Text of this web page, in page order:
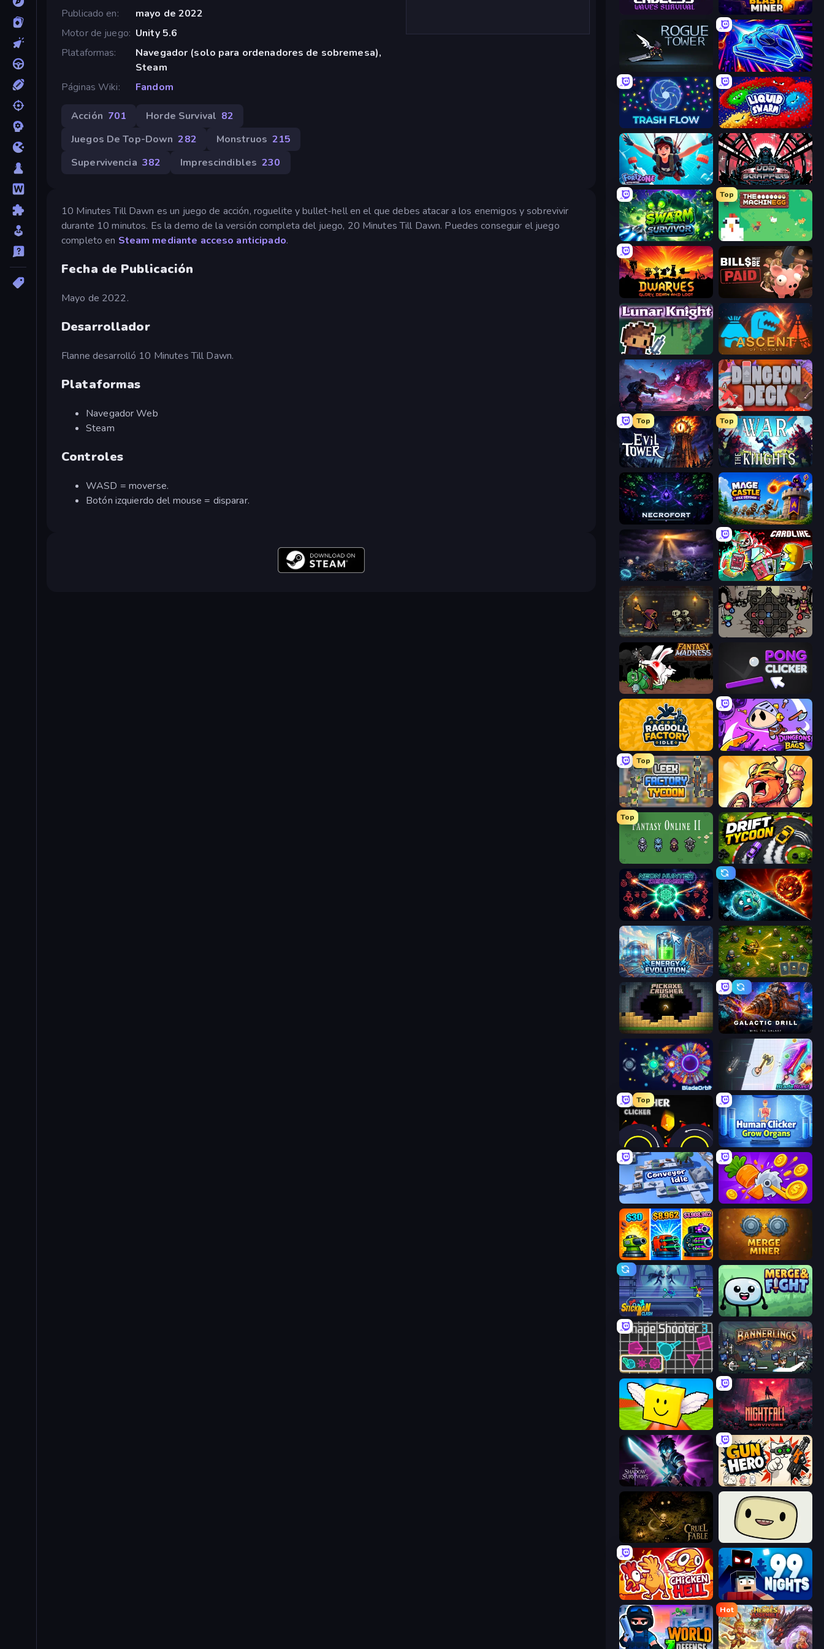
Publicado en
mayo de 2022
Motor de juego Unity 5.6
Plataformas
Navegador (solo para ordenadores de sobremesa),
Steam
Páginas Wiki
Fandom
Acción 701 Horde Survival 82
Juegos De Top-Down 282 Monstruos 215
Supervivencia 382 Imprescindibles 230
10 Minutes Till Dawn es un juego de acción, roguelite y bullet-hell en el que debes atacar a los enemigos y sobrevivir
durante 10 minutos. Es la demo de la versión completa del juego, 20 Minutes Till Dawn. Puedes conseguir el juego
completo en Steam mediante acceso anticipado.
Fecha de Publicación
Mayo de 2022.
Desarrollador
Flanne desarrolló 10 Minutes Till Dawn.
Plataformas
Navegador Web
Steam
Controles
WASD = moverse.
Botón izquierdo del mouse = disparar.
Endless Waves Survival Blast Miner
Rogue Tower Stellar Swarm
Trash Flow Liquid Swarm
Fortzone Battle Royale Void Scrappers
Swarm Survivor
Top
The MachinEGG
Bills Must Be Paid
Lunar Knight Ascent of Echoes
Grimdark Survivors Dungeon Deck
Top
Evil Tower
Top
War the Knights
Necrofort Mage Castle Idle Defense
The Last Lighthouse Cardlike
Lost Dungeon Die in the Dungeon
Fantasy Madness Pong Clicker
Ragdoll Factory Idle Dungeons and Bags
Top
Leek Factory Tycoon World Survivors
Top
Drift Tycoon
Neon Hunter Defense PlanetCrush 2
Energy Evolution Tiny Ranger
Pickaxe Crusher Idle Galactic Drill
BladeOrbit.io BladeBlast.io
Top
Crusher Clicker Human Clicker: Grow Organs
Conveyor Idle Farm Ring Idle
Pumpkin Defense: Merge Cannon Merge Miner
Stickman Clash Merge & Fight
Shape Shooter 3 Bannerlings
Lucky Brainrot Blocks Online Nightfall Survivors
Shadow Survivors Gun Hero: Cat Survival
Cruel Fable SuperWEIRD
Chicken Hell 99 Nights (Bloxd.io)
Hot